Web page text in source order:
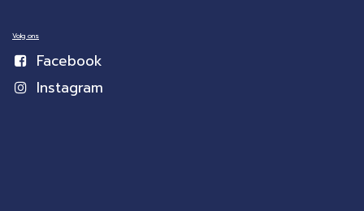
Volg ons
Facebook
Instagram